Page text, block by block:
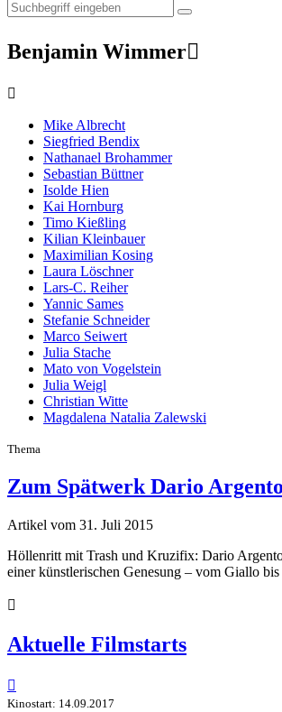
Benjamin Wimmer

Mike Albrecht
Siegfried Bendix
Nathanael Brohammer
Sebastian Büttner
Isolde Hien
Kai Hornburg
Timo Kießling
Kilian Kleinbauer
Maximilian Kosing
Laura Löschner
Lars-C. Reiher
Yannic Sames
Stefanie Schneider
Marco Seiwert
Julia Stache
Mato von Vogelstein
Julia Weigl
Christian Witte
Magdalena Natalia Zalewski
Thema
Zum Spätwerk Dario
Artikel vom 31. Juli 2015
Höllenritt mit Trash und Kruzifix: Dario
einer künstlerischen Genesung – vom Giallo

Aktuelle Filmstarts

Kinostart: 14.09.2017